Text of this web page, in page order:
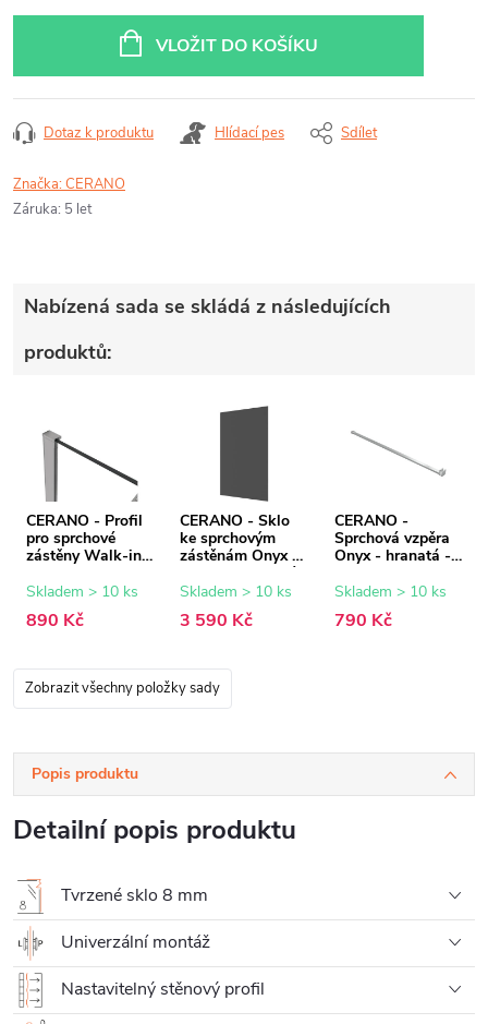
VLOŽIT DO KOŠÍKU
Dotaz k produktu Hlídací pes Sdílet
Značka:CERANO
Záruka: 5 let
Nabízená sada se skládá z následujících
produktů:
CERANO - Profil
pro sprchové
zástěny Walk-in
chrom - 15 mm
Skladem > 10 ks
890 Kč
CERANO - Sklo
ke sprchovým
zástěnám Onyx -
8 mm - grafitové
sklo - 100x200
Skladem > 10 ks
3 590 Kč
CERANO -
Sprchová vzpěra
Onyx - hranatá -
Skladem > 10 ks
790 Kč
Zobrazit všechny položky sady
Popis produktu
Detailní popis produktu
Tvrzené sklo 8 mm
Univerzální montáž
Nastavitelný stěnový profil